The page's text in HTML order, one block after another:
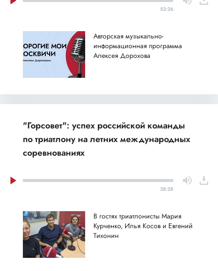
53:26
Авторская музыкально-
информационная программа
Алексея Дорохова
"Горсовет": успех российской команды
по триатлону на летних международных
соревнованиях
28:28
В гостях триатлонисты Мария
Курченко, Илья Косов и Евгений
Тихонин